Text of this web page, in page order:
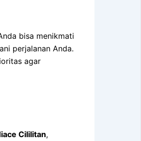
bisa menikmati
perjalanan Anda.
agar
Cililitan,